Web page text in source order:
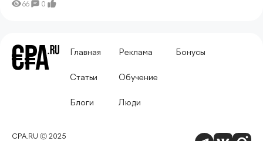
66 0
Главная
Статьи
Блоги
Реклама
Обучение
Люди
Бонусы
CPA.RU Ⓒ 2025